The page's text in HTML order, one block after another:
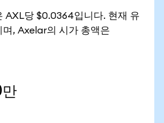
AXL당 $0.0364입니다. 현재 유
며, Axelar의 시가 총액은